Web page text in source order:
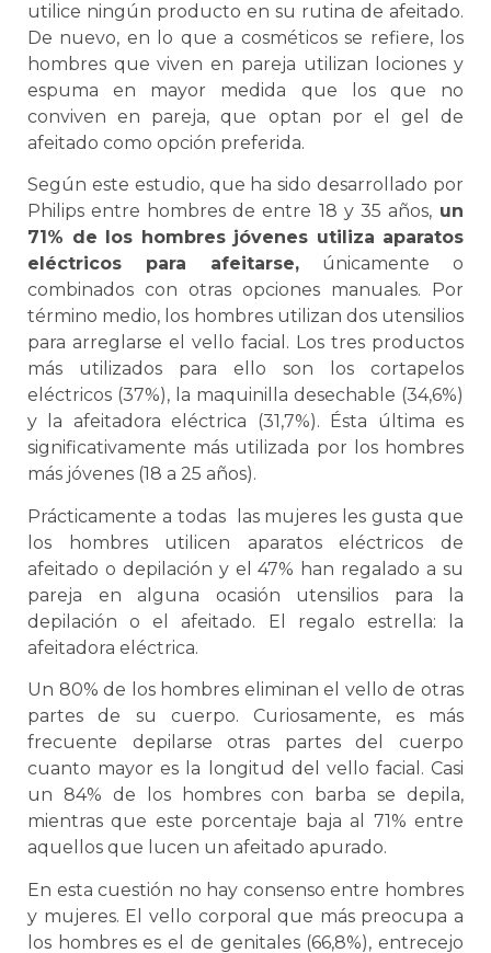
utilice ningún producto en su rutina de afeitado.
De nuevo, en lo que a cosméticos se refiere, los
hombres que viven en pareja utilizan lociones y
espuma en mayor medida que los que no
conviven en pareja, que optan por el gel de
afeitado como opción preferida.
Según este estudio, que ha sido desarrollado por
Philips entre hombres de entre 18 y 35 años,un
71% de los hombres jóvenes utiliza aparatos
eléctricos para afeitarse, únicamente o
combinados con otras opciones manuales. Por
término medio, los hombres utilizan dos utensilios
para arreglarse el vello facial. Los tres productos
más utilizados para ello son los cortapelos
eléctricos (37%), la maquinilla desechable (34,6%)
y la afeitadora eléctrica (31,7%). Ésta última es
significativamente más utilizada por los hombres
más jóvenes (18 a 25 años).
Prácticamente a todas las mujeres les gusta que
los hombres utilicen aparatos eléctricos de
afeitado o depilación y el 47% han regalado a su
pareja en alguna ocasión utensilios para la
depilación o el afeitado. El regalo estrella: la
afeitadora eléctrica.
Un 80% de los hombres eliminan el vello de otras
partes de su cuerpo. Curiosamente, es más
frecuente depilarse otras partes del cuerpo
cuanto mayor es la longitud del vello facial. Casi
un 84% de los hombres con barba se depila,
mientras que este porcentaje baja al 71% entre
aquellos que lucen un afeitado apurado.
En esta cuestión no hay consenso entre hombres
y mujeres. El vello corporal que más preocupa a
los hombres es el de genitales (66,8%), entrecejo